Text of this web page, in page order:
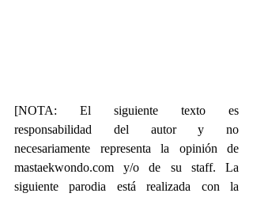
[NOTA: El siguiente texto es
responsabilidad del autor y no
necesariamente representa la opinión de
mastaekwondo.com y/o de su staff. La
siguiente parodia está realizada con la